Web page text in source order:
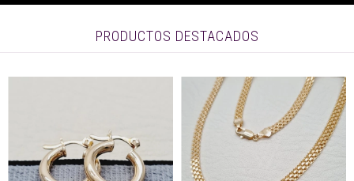
PRODUCTOS DESTACADOS